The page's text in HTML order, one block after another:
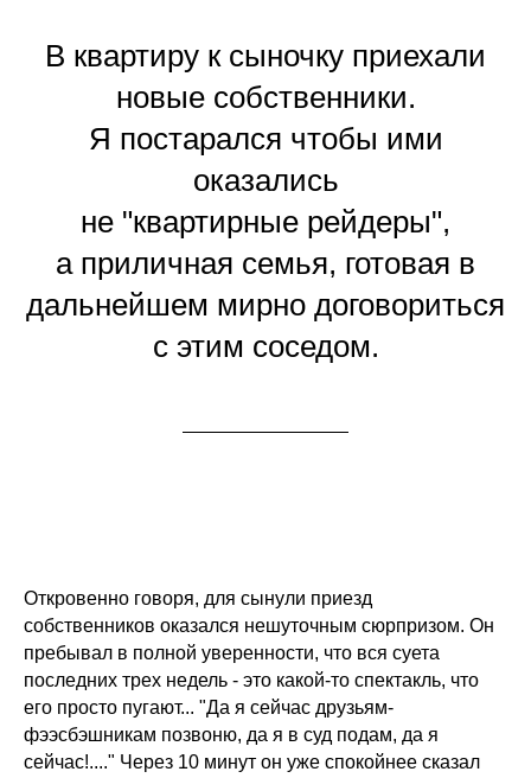
В квартиру к сыночку приехали
новые собственники.
Я постарался чтобы ими
оказались
не "квартирные рейдеры",
а приличная семья, готовая в
дальнейшем мирно договориться
с этим соседом.
Откровенно говоря, для сынули приезд
собственников оказался нешуточным сюрпризом. Он
пребывал в полной уверенности, что вся суета
последних трех недель - это какой-то спектакль, что
его просто пугают... "Да я сейчас друзьям-
фээсбэшникам позвоню, да я в суд подам, да я
сейчас!...." Через 10 минут он уже спокойнее сказал